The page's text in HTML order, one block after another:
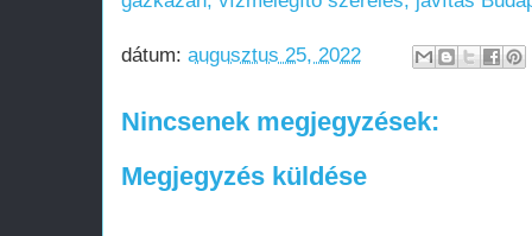
dátum: augusztus 25, 2022
Nincsenek megjegyzések:
Megjegyzés küldése